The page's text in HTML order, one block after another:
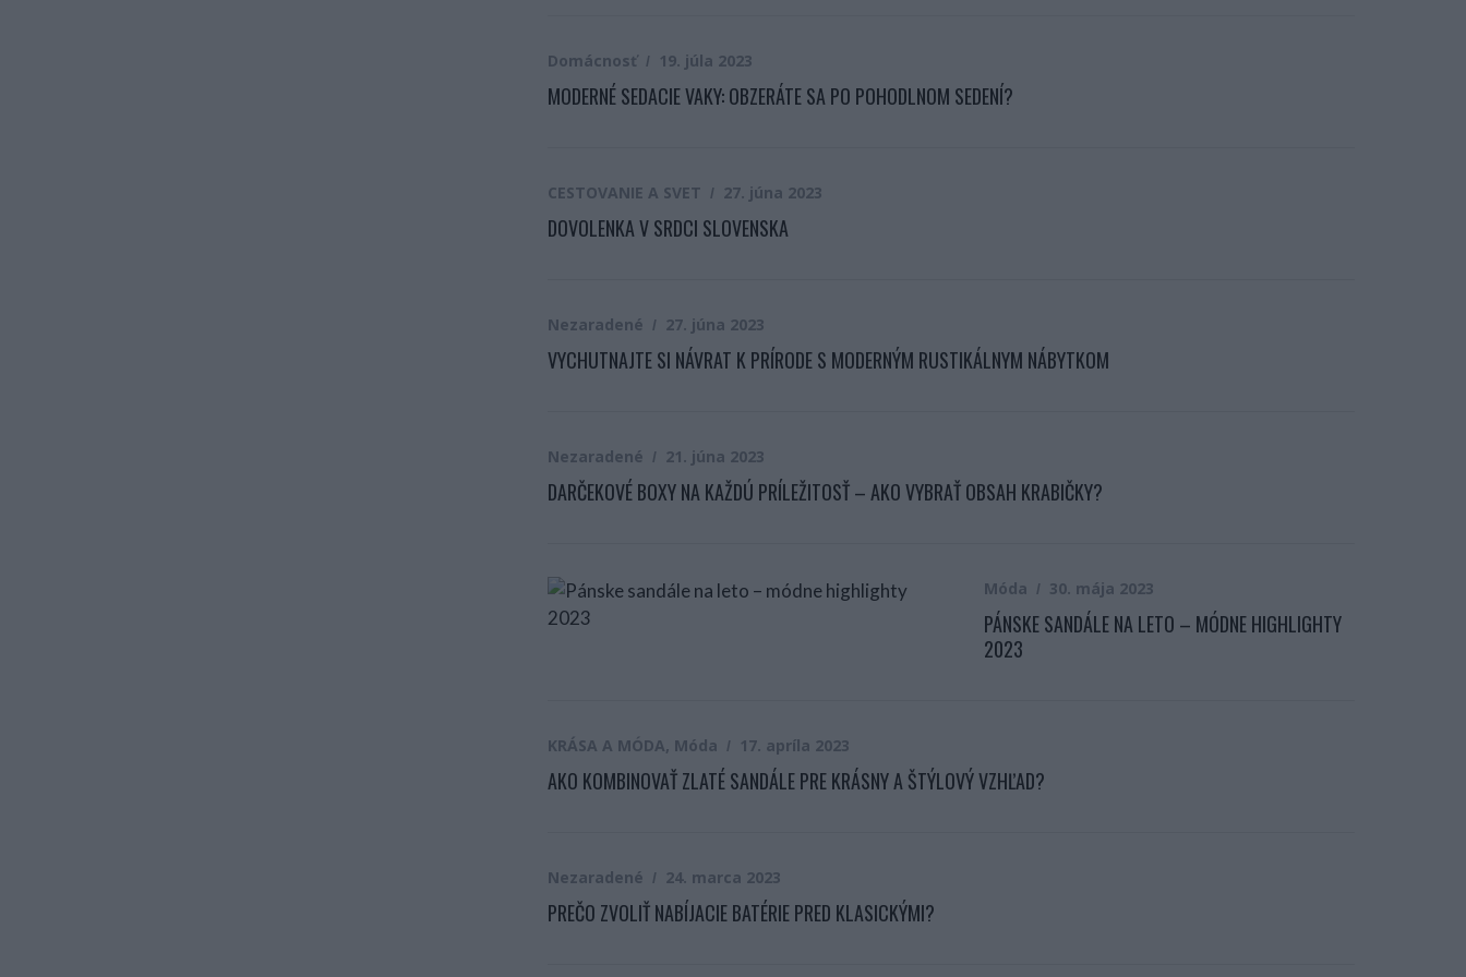
Domácnosť 19. júla 2023
MODERNÉ SEDACIE VAKY: OBZERÁTE SA PO POHODLNOM SEDENÍ?
CESTOVANIE A SVET 27. júna 2023
DOVOLENKA V SRDCI SLOVENSKA
Nezaradené 27. júna 2023
VYCHUTNAJTE SI NÁVRAT K PRÍRODE S MODERNÝM RUSTIKÁLNYM NÁBYTKOM
Nezaradené 21. júna 2023
DARČEKOVÉ BOXY NA KAŽDÚ PRÍLEŽITOSŤ – AKO VYBRAŤ OBSAH KRABIČKY?
Móda 30. mája 2023
PÁNSKE SANDÁLE NA LETO – MÓDNE HIGHLIGHTY
2023
KRÁSA A MÓDA, Móda 17. apríla 2023
AKO KOMBINOVAŤ ZLATÉ SANDÁLE PRE KRÁSNY A ŠTÝLOVÝ VZHĽAD?
Nezaradené 24. marca 2023
PREČO ZVOLIŤ NABÍJACIE BATÉRIE PRED KLASICKÝMI?